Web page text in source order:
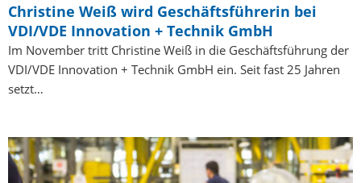
Christine Weiß wird Geschäftsführerin bei
VDI/VDE Innovation + Technik GmbH
Im November tritt Christine Weiß in die Geschäftsführung der
VDI/VDE Innovation + Technik GmbH ein. Seit fast 25 Jahren
setzt…